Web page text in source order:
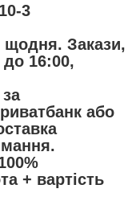
3
щодня. Закази,
до 16:00,
або
+ вартість